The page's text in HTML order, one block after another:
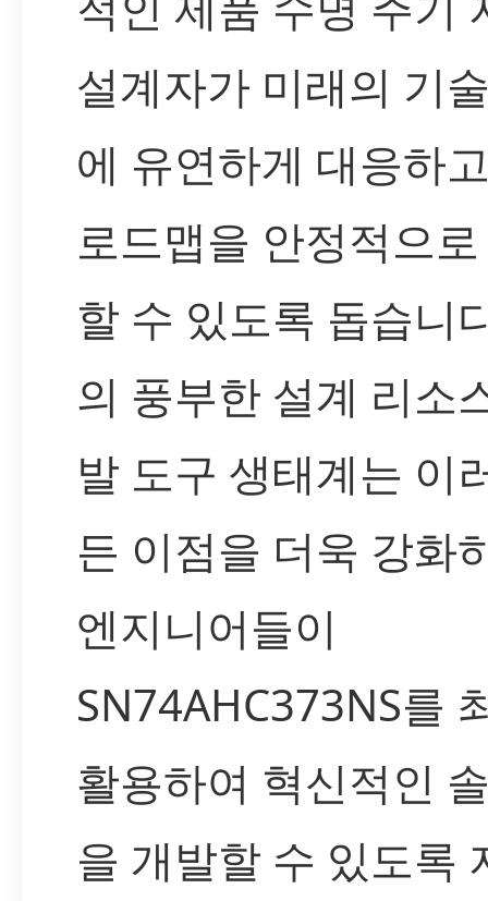
설계자가 미래의 기
에 유연하게 대응하
로드맵을 안정적으
할 수 있도록 돕습니
의 풍부한 설계 리소
발 도구 생태계는 이
든 이점을 더욱 강화
엔지니어들이
SN74AHC373NS를
활용하여 혁신적인
을 개발할 수 있도록